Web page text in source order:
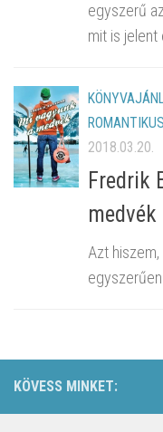
egyszerű
mit is
ROMANTIKUS
2018.03.20.
Fredrik
Azt
KÖVESS MINKET: